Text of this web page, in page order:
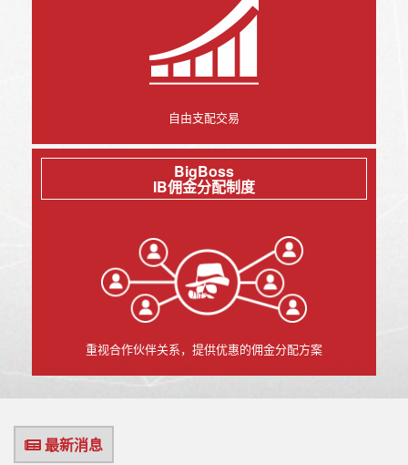
自由支配交易
BigBoss
IB佣金分配制度
重视合作伙伴关系，提供优惠的佣金分配方案
最新消息